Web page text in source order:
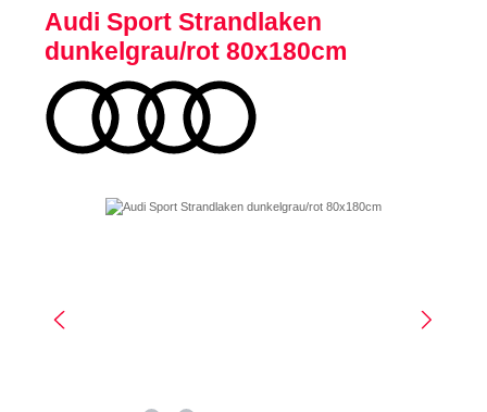
Audi Sport Strandlaken
dunkelgrau/rot 80x180cm
Bildergalerie überspringen